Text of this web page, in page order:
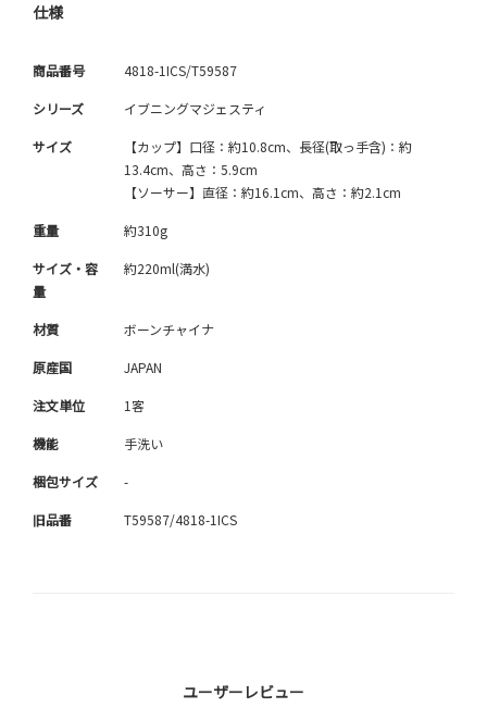
仕様
商品番号 4818-1ICS/T59587
シリーズ イブニングマジェスティ
サイズ
【カップ】口径：約10.8cm、長径(取っ手含)：約
13.4cm、高さ：5.9cm
【ソーサー】直径：約16.1cm、高さ：約2.1cm
重量 約310g
サイズ・容
量
約220ml(満水)
材質 ボーンチャイナ
原産国 JAPAN
注文単位 1客
機能 手洗い
梱包サイズ -
旧品番 T59587/4818-1ICS
ユーザーレビュー